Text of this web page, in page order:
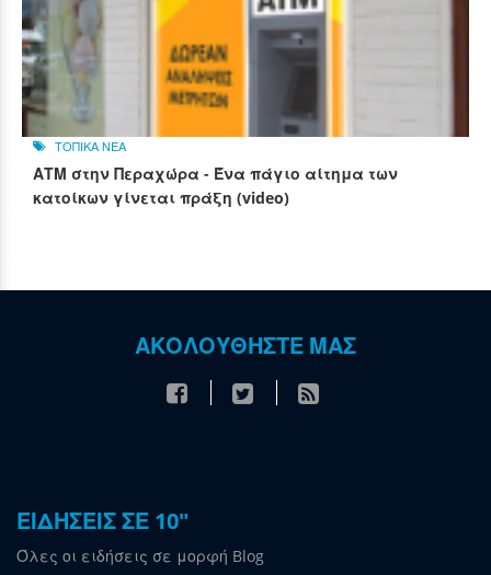
ΤΟΠΙΚΑ ΝΕΑ
ΑΤΜ στην Περαχώρα - Ένα πάγιο αίτημα των
κατοίκων γίνεται πράξη (video)
ΑΚΟΛΟΥΘΗΣΤΕ ΜΑΣ
ΕΙΔΗΣΕΙΣ ΣΕ 10"
Όλες οι ειδήσεις σε μορφή Blog